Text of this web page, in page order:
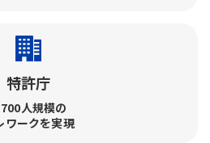
特許庁
人規模の
ワークを実現